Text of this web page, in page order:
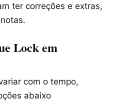
ter correções e extras,
Lock em
com o tempo,
abaixo